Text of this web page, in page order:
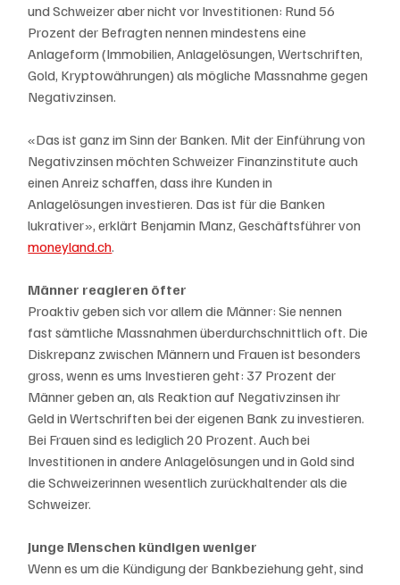
und Schweizer aber nicht vor Investitionen: Rund 56
Prozent der Befragten nennen mindestens eine
Anlageform (Immobilien, Anlagelösungen, Wertschriften,
Gold, Kryptowährungen) als mögliche Massnahme gegen
Negativzinsen.
«Das ist ganz im Sinn der Banken. Mit der Einführung von
Negativzinsen möchten Schweizer Finanzinstitute auch
einen Anreiz schaffen, dass ihre Kunden in
Anlagelösungen investieren. Das ist für die Banken
lukrativer», erklärt Benjamin Manz, Geschäftsführer von
moneyland.ch.
Männer reagieren öfter
Proaktiv geben sich vor allem die Männer: Sie nennen
fast sämtliche Massnahmen überdurchschnittlich oft. Die
Diskrepanz zwischen Männern und Frauen ist besonders
gross, wenn es ums Investieren geht: 37 Prozent der
Männer geben an, als Reaktion auf Negativzinsen ihr
Geld in Wertschriften bei der eigenen Bank zu investieren.
Bei Frauen sind es lediglich 20 Prozent. Auch bei
Investitionen in andere Anlagelösungen und in Gold sind
die Schweizerinnen wesentlich zurückhaltender als die
Schweizer.
Junge Menschen kündigen weniger
Wenn es um die Kündigung der Bankbeziehung geht, sind